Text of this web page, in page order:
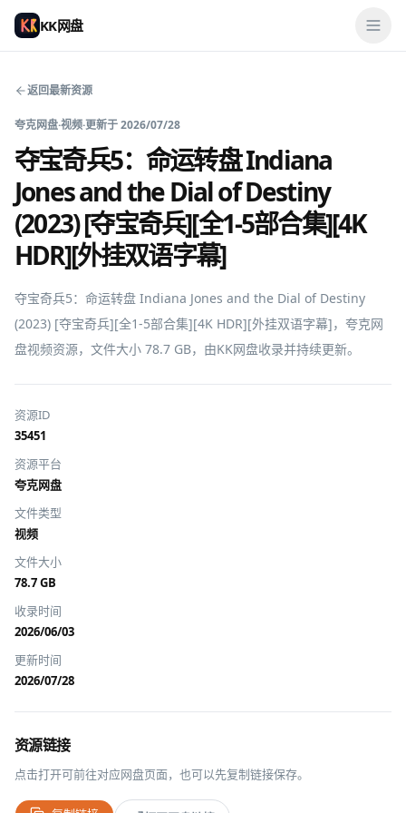
KK网盘
返回最新资源
夸克网盘·视频·更新于2026/07/28
夺宝奇兵5：命运转盘 Indiana
Jones and the Dial of Destiny
(2023) [夺宝奇兵][全1-5部合集][4K
HDR][外挂双语字幕]
夺宝奇兵5：命运转盘 Indiana Jones and the Dial of Destiny
(2023) [夺宝奇兵][全1-5部合集][4K HDR][外挂双语字幕]，夸克网
盘视频资源，文件大小 78.7 GB，由KK网盘收录并持续更新。
资源ID
35451
资源平台
夸克网盘
文件类型
视频
文件大小
78.7 GB
收录时间
2026/06/03
更新时间
2026/07/28
资源链接
点击打开可前往对应网盘页面，也可以先复制链接保存。